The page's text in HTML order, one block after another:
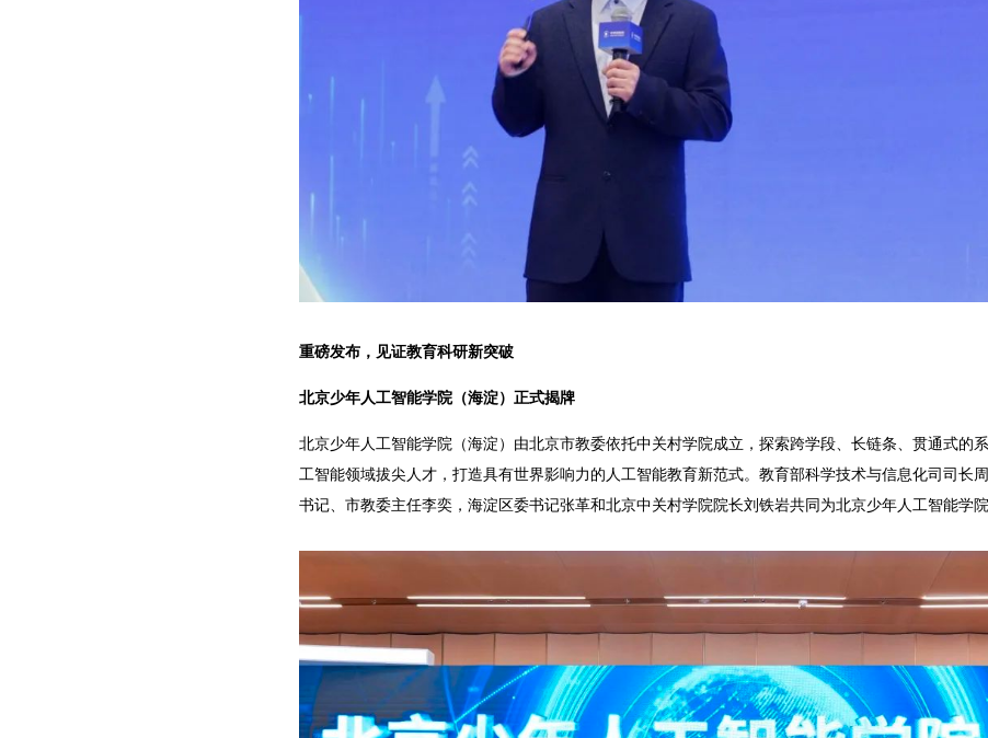
重磅发布，见证教育科研新突破
北京少年人工智能学院（海淀）正式揭牌
北京少年人工智能学院（海淀）由北京市教委依托中关村学院成立，探索跨学段、长链条、贯通式的
工智能领域拔尖人才，打造具有世界影响力的人工智能教育新范式。教育部科学技术与信息化司司长
书记、市教委主任李奕，海淀区委书记张革和北京中关村学院院长刘铁岩共同为北京少年人工智能学院